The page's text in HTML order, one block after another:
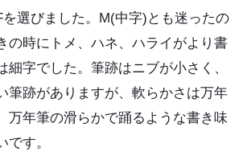
を選びました。M(中字)とも迷ったの
の時にトメ、ハネ、ハライがより書
細字でした。筆跡はニブが小さく、
筆跡がありますが、軟らかさは万年
万年筆の滑らかで踊るような書き味
です。